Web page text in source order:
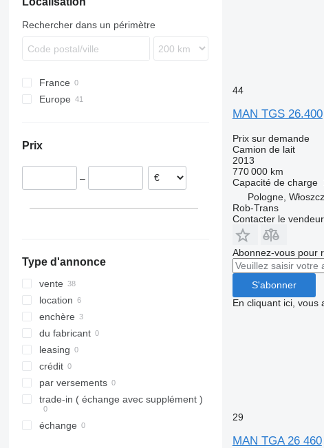
Rechercher dans un périmètre
France
Europe
Belgique
République tchèque
Prix
–
Type d'annonce
vente
location
enchère
du fabricant
leasing
crédit
par versements
trade-in ( échange avec supplément )
échange
44
MAN TGS 26.400
Prix sur demande
Camion de lait
2013
770 000 km
Capacité de charge
Pologne,
Rob-Trans
Contacter le vendeur
Abonnez-vous pour
S'abonner
En cliquant ici, vous
29
MAN TGA 26 460